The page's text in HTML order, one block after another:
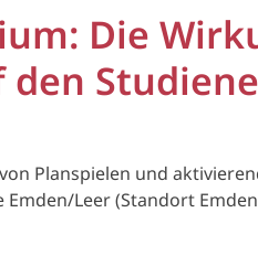
Die
Planspielen und
Leer (Standort